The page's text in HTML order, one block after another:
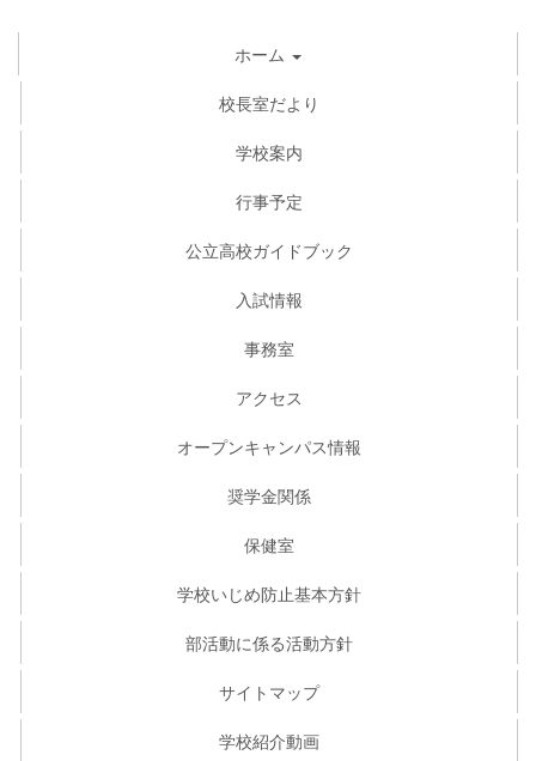
ホーム
校長室だより
学校案内
行事予定
公立高校ガイドブック
入試情報
事務室
アクセス
オープンキャンパス情報
奨学金関係
保健室
学校いじめ防止基本方針
部活動に係る活動方針
サイトマップ
学校紹介動画